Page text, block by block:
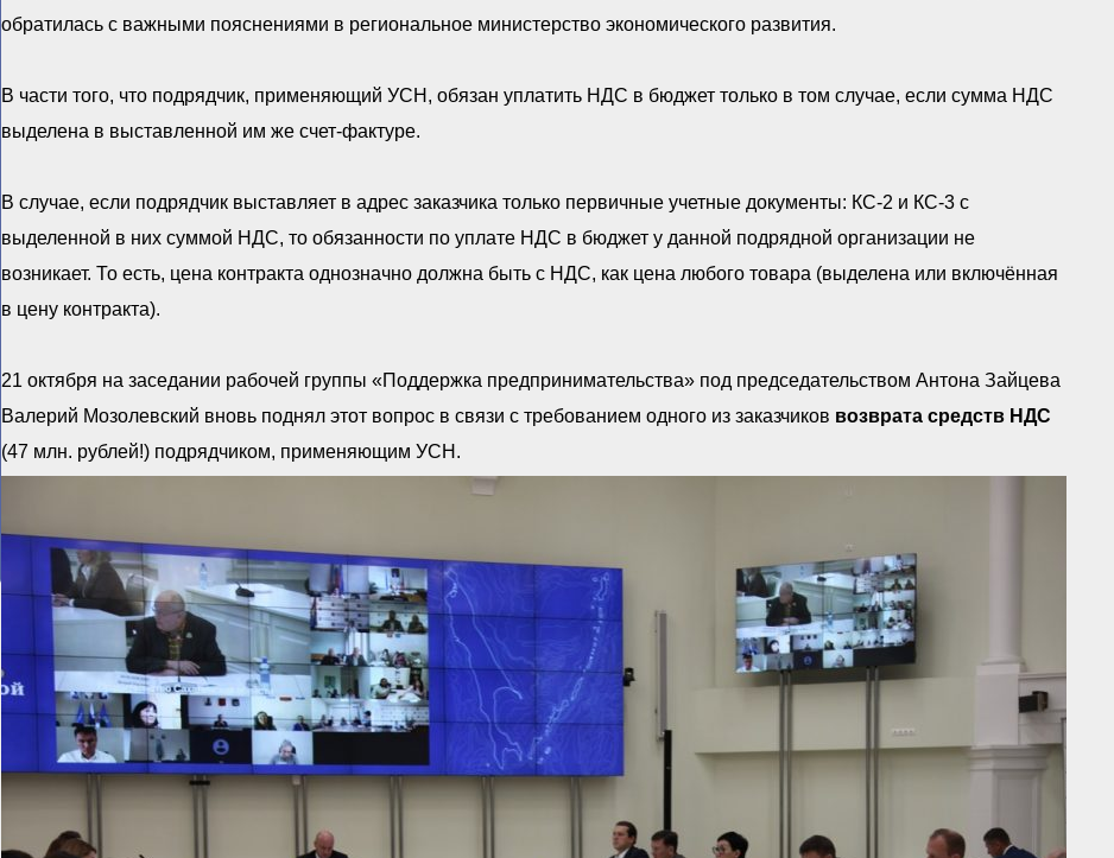
обратилась с важными пояснениями в региональное министерство экономического развития.
В части того, что подрядчик, применяющий УСН, обязан уплатить НДС в бюджет только в том случае, если сумма НДС
выделена в выставленной им же счет-фактуре.
В случае, если подрядчик выставляет в адрес заказчика только первичные учетные документы: КС-2 и КС-3 с
выделенной в них суммой НДС, то обязанности по уплате НДС в бюджет у данной подрядной организации не
возникает. То есть, цена контракта однозначно должна быть с НДС, как цена любого товара (выделена или включённая
в цену контракта).
21 октября на заседании рабочей группы «Поддержка предпринимательства» под председательством Антона Зайцева
Валерий Мозолевский вновь поднял этот вопрос в связи с требованием одного из заказчиков возврата средств НДС
(47 млн. рублей!) подрядчиком, применяющим УСН.